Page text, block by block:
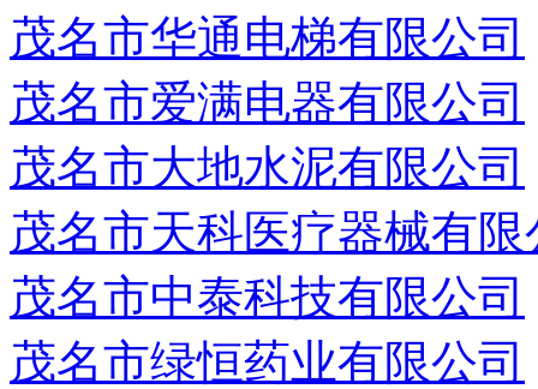
茂名市华通电梯有限公司
茂名市爱满电器有限公司
茂名市大地水泥有限公司
茂名市天科医疗器械有限
茂名市中泰科技有限公司
茂名市绿恒药业有限公司